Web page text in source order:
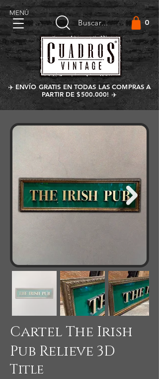
Buscar...
MENÚ
0
✈️ ENVÍO GRATIS EN TODAS LAS COMPRAS A
PARTIR DE $500.000! ✈️
Cartel The Irish
Pub Relieve 3D
Title